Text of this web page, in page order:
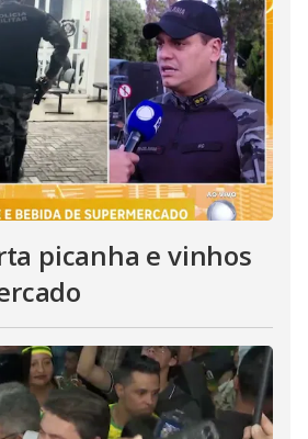
picanha e vinhos